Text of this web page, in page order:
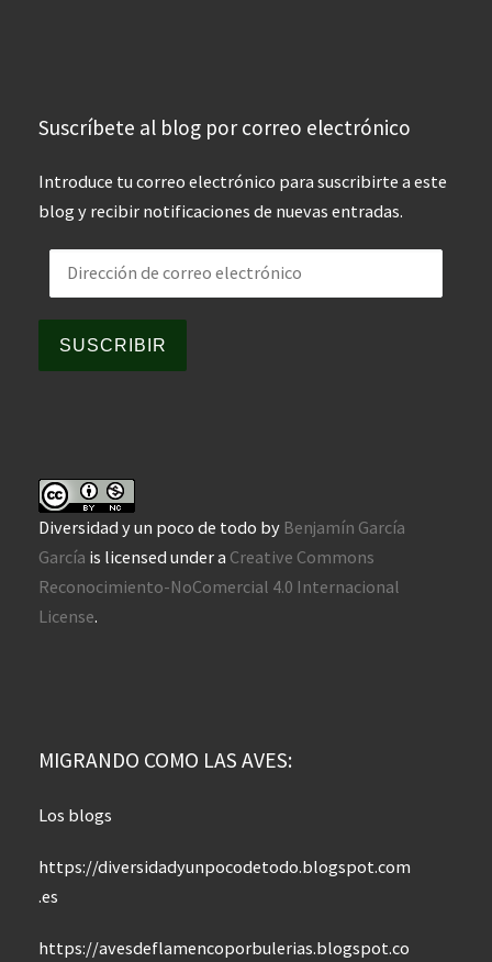
Suscríbete al blog por correo electrónico
Introduce tu correo electrónico para suscribirte a este
blog y recibir notificaciones de nuevas entradas.
Dirección de correo electrónico
SUSCRIBIR
Diversidad y un poco de todo by Benjamín García
García is licensed under a Creative Commons
Reconocimiento-NoComercial 4.0 Internacional
License.
MIGRANDO COMO LAS AVES:
Los blogs
https://diversidadyunpocodetodo.blogspot.com
.es
https://avesdeflamencoporbulerias.blogspot.co